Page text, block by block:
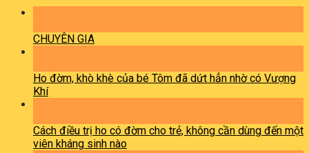
CHUYÊN GIA
Ho đờm, khò khè của bé Tôm đã dứt hẳn nhờ có Vượng
Khí
Cách điều trị ho có đờm cho trẻ, không cần dùng đến một
viên kháng sinh nào